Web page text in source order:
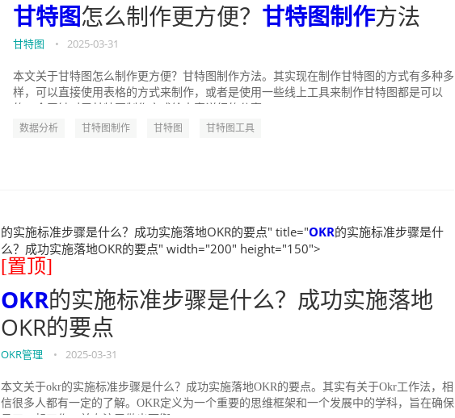
甘特图怎么制作更方便？ 甘特图制作方法
甘特图 • 2025-03-31
本文关于甘特图怎么制作更方便？甘特图制作方法。其实现在制作甘特图的方式有多种多
样，可以直接使用表格的方式来制作，或者是使用一些线上工具来制作甘特图都是可以
数据分析 甘特图制作 甘特图 甘特图工具
的实施标准步骤是什么？成功实施落地OKR的要点" title="OKR的实施标准步骤是什
么？成功实施落地OKR的要点" width="200" height="150">
[置顶]
OKR的实施标准步骤是什么？成功实施落地
OKR的要点
OKR管理 • 2025-03-31
本文关于okr的实施标准步骤是什么？成功实施落地OKR的要点。其实有关于Okr工作法，相
信很多人都有一定的了解。OKR定义为一个重要的思维框架和一个发展中的学科，旨在确保